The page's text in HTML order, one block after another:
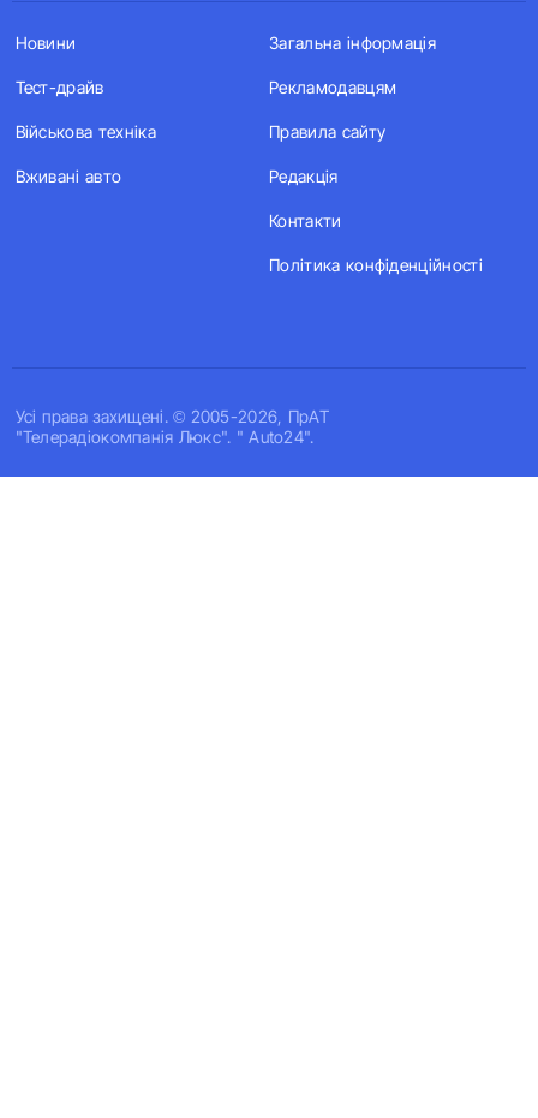
Усi права захищенi. © 2005-2026, ПрАТ
"Телерадіокомпанія Люкс". " Auto24".
Новини
Тест-драйв
Військова техніка
Вживані авто
Загальна інформація
Рекламодавцям
Правила сайту
Редакція
Контакти
Політика конфіденційності